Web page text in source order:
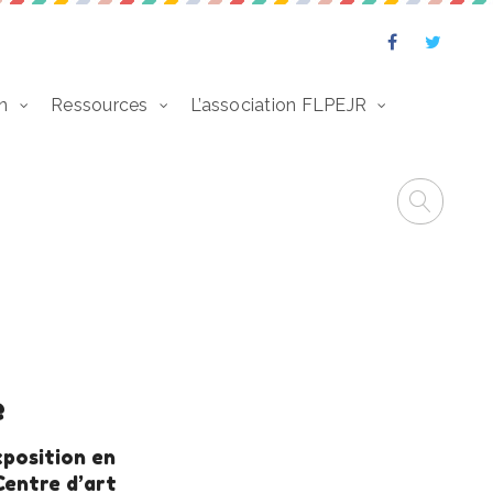
Ressources L’association FLPEJR
en
d’art